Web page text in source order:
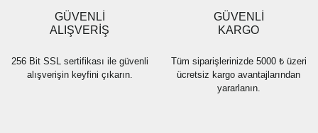
Ürün fiyatı diğer sitelerden daha pahalı.
Bu ürüne benzer farklı alternatifler olmalı.
GÜVENLİ
ALIŞVERİŞ
256 Bit SSL sertifikası ile güvenli
alışverişin keyfini çıkarın.
GÜVENLİ
KARGO
Tüm siparişlerinizde 5000 ₺ üzeri
ücretsiz kargo avantajlarından
yararlanın.